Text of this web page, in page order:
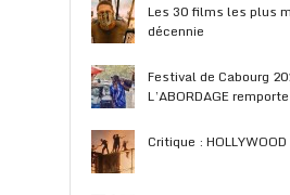
Les 30 films les plus
décennie
Festival de Cabourg
L’ABORDAGE
Critique : HOLLYWOOD